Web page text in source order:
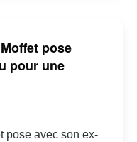
pose
pour une
pose avec son ex-